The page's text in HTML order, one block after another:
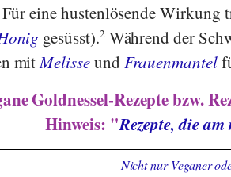
Für eine hustenlösende Wirkung
gesüsst).2 Während der
mit Melisseund Frauenmantel
Goldnessel-Rezepte bzw.
Hinweis: "Rezepte, die
Nicht nur Veganer